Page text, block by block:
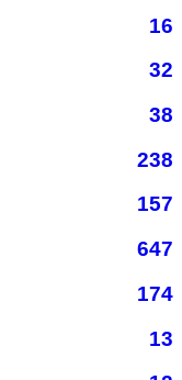
16
32
38
238
157
647
174
13